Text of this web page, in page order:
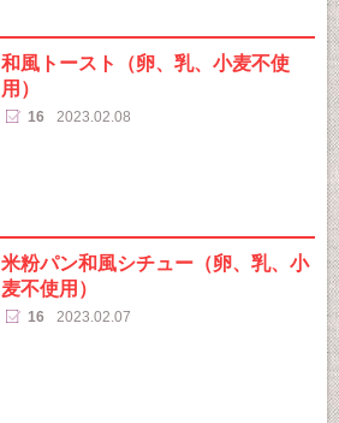
和風トースト（卵、乳、小麦不使
用）
16 2023.02.08
米粉パン和風シチュー（卵、乳、小
麦不使用）
16 2023.02.07